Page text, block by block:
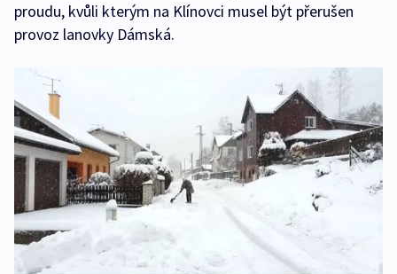
proudu, kvůli kterým na Klínovci musel být přerušen
provoz lanovky Dámská.